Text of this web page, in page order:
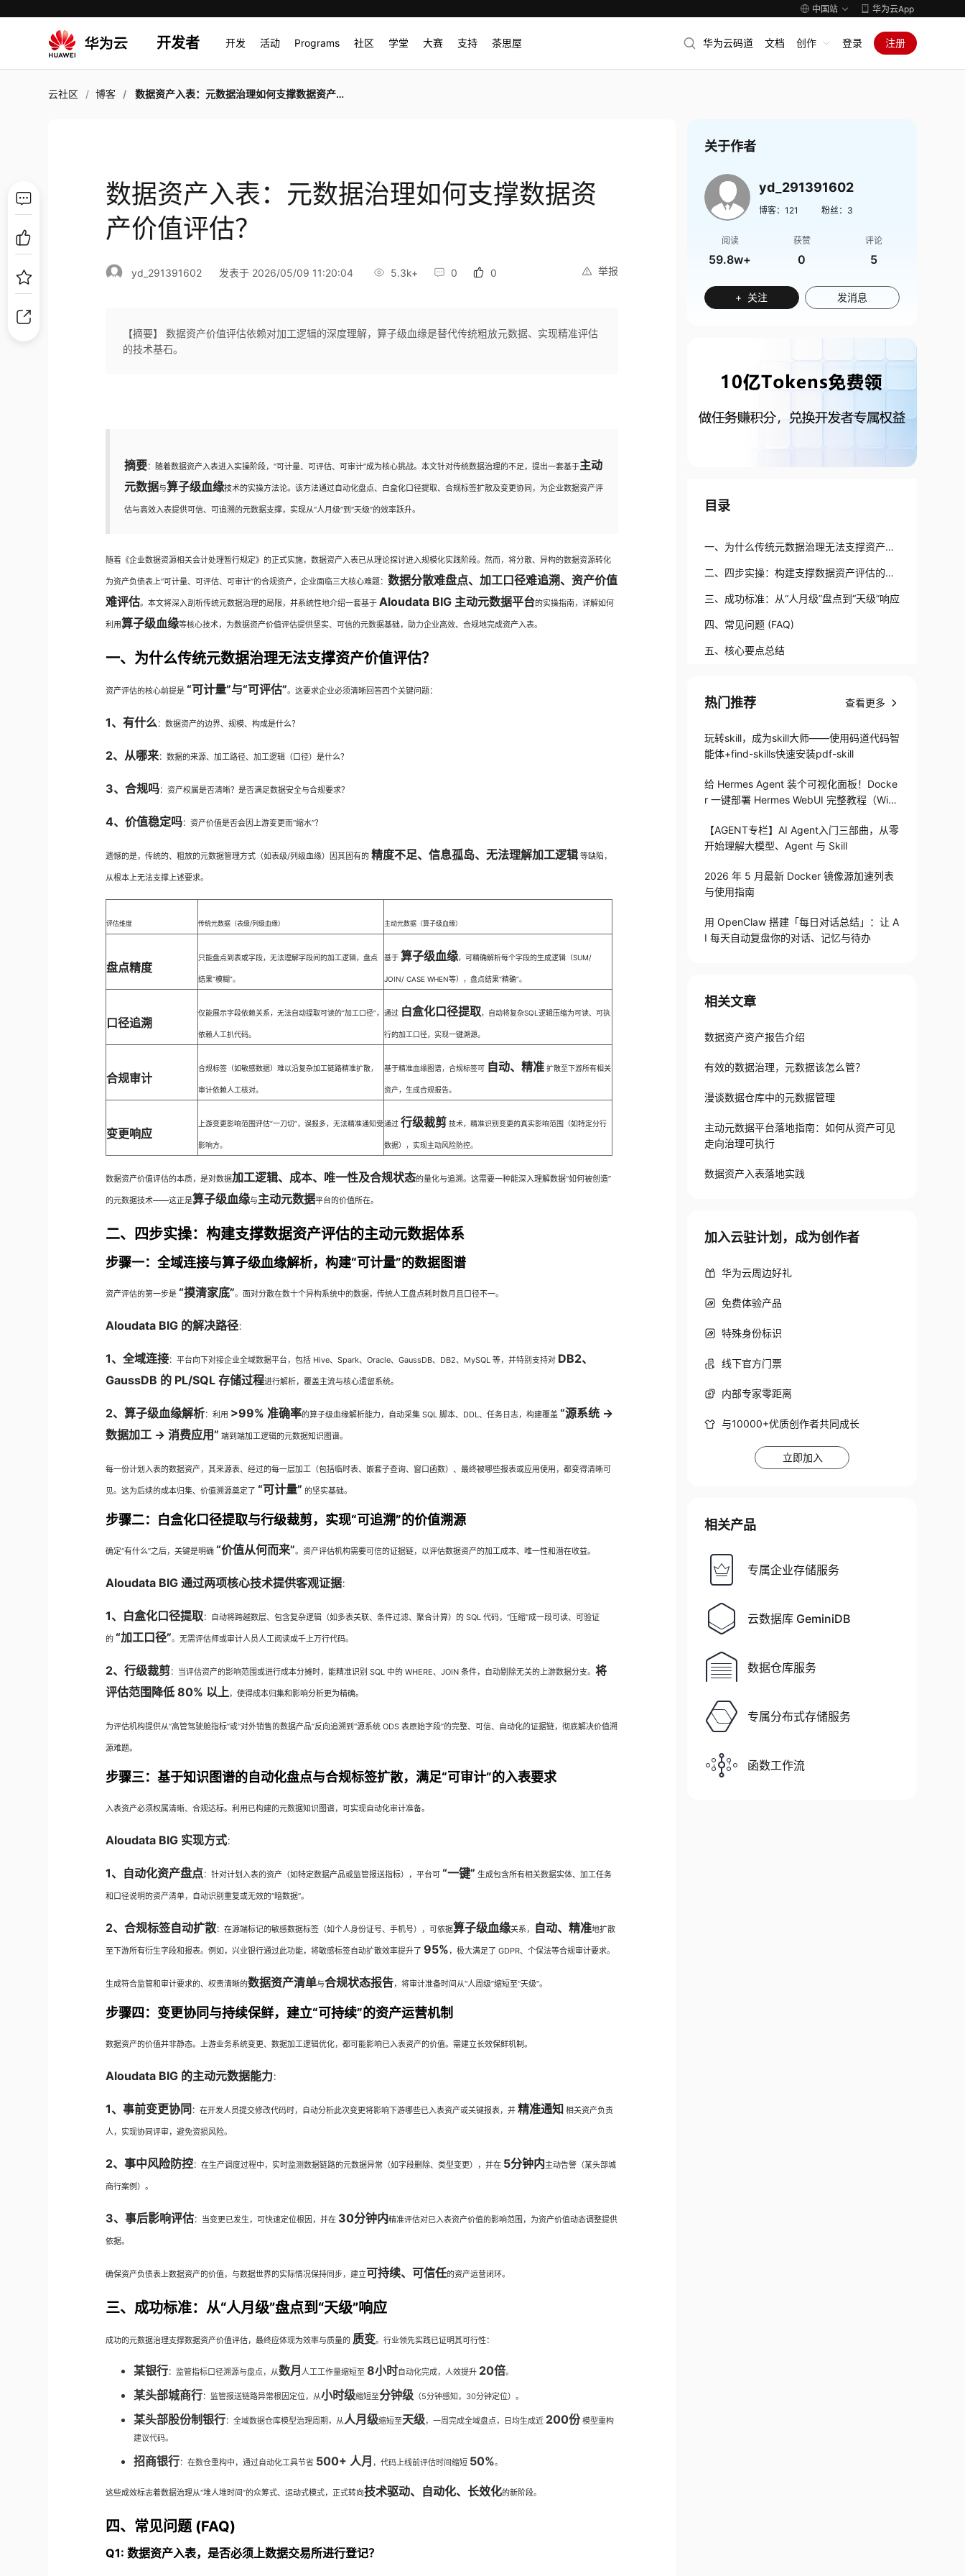
中国站 华为云App
开发者 开发 活动 Programs 社区 学堂 大赛 支持 茶思屋 华为云码道 文档 创作 登录 注册
云社区 博客 数据资产入表：元数据治理如何支撑数据资产价值评估？
数据资产入表：元数据治理如何支撑数据资
产价值评估？
举报
yd_291391602 发表于 2026/05/09 11:20:04 5.3k+ 0 0
【摘要】 数据资产价值评估依赖对加工逻辑的深度理解，算子级血缘是替代传统粗放元数据、实现精准评估
的技术基石。
摘要：随着数据资产入表进入实操阶段，“可计量、可评估、可审计”成为核心挑战。本文针对传统数据治理的不足，提出一套基于主动
元数据与算子级血缘技术的实操方法论。该方法通过自动化盘点、白盒化口径提取、合规标签扩散及变更协同，为企业数据资产评
估与高效入表提供可信、可追溯的元数据支撑，实现从“人月级”到“天级”的效率跃升。
随着《企业数据资源相关会计处理暂行规定》的正式实施，数据资产入表已从理论探讨进入规模化实践阶段。然而，将分散、异构的数据资源转化
为资产负债表上“可计量、可评估、可审计”的合规资产，企业面临三大核心难题：数据分散难盘点、加工口径难追溯、资产价值
难评估。本文将深入剖析传统元数据治理的局限，并系统性地介绍一套基于Aloudata BIG 主动元数据平台的实操指南，详解如何
利用算子级血缘等核心技术，为数据资产价值评估提供坚实、可信的元数据基础，助力企业高效、合规地完成资产入表。
一、为什么传统元数据治理无法支撑资产价值评估？
资产评估的核心前提是“可计量”与“可评估”。这要求企业必须清晰回答四个关键问题：
1、有什么：数据资产的边界、规模、构成是什么？
2、从哪来：数据的来源、加工路径、加工逻辑（口径）是什么？
3、合规吗：资产权属是否清晰？是否满足数据安全与合规要求？
4、价值稳定吗：资产价值是否会因上游变更而“缩水”？
遗憾的是，传统的、粗放的元数据管理方式（如表级/列级血缘）因其固有的精度不足、信息孤岛、无法理解加工逻辑 等缺陷，
从根本上无法支撑上述要求。
评估维度 传统元数据（表级/列级血缘） 主动元数据（算子级血缘）
盘点精度
只能盘点到表或字段，无法理解字段间的加工逻辑，盘点
结果“模糊”。
基于 算子级血缘，可精确解析每个字段的生成逻辑（SUM/
JOIN/ CASE WHEN等），盘点结果“精确”。
口径追溯
仅能展示字段依赖关系，无法自动提取可读的“加工口径”，
依赖人工扒代码。
通过 白盒化口径提取，自动将复杂SQL逻辑压缩为可读、可执
行的加工口径，实现一键溯源。
合规审计
合规标签（如敏感数据）难以沿复杂加工链路精准扩散，
审计依赖人工核对。
基于精准血缘图谱，合规标签可 自动、精准 扩散至下游所有相关
资产，生成合规报告。
变更响应
上游变更影响范围评估“一刀切”，误报多，无法精准通知受
影响方。
通过行级裁剪 技术，精准识别变更的真实影响范围（如特定分行
数据），实现主动风险防控。
数据资产价值评估的本质，是对数据加工逻辑、成本、唯一性及合规状态的量化与追溯。这需要一种能深入理解数据“如何被创造”
的元数据技术——这正是算子级血缘与主动元数据平台的价值所在。
二、四步实操：构建支撑数据资产评估的主动元数据体系
步骤一：全域连接与算子级血缘解析，构建“可计量”的数据图谱
资产评估的第一步是“摸清家底”。面对分散在数十个异构系统中的数据，传统人工盘点耗时数月且口径不一。
Aloudata BIG 的解决路径：
1、全域连接：平台向下对接企业全域数据平台，包括 Hive、Spark、Oracle、GaussDB、DB2、MySQL 等，并特别支持对 DB2、
GaussDB 的 PL/SQL 存储过程进行解析，覆盖主流与核心遗留系统。
2、算子级血缘解析：利用 >99% 准确率的算子级血缘解析能力，自动采集 SQL 脚本、DDL、任务日志，构建覆盖“源系统 →
数据加工 → 消费应用” 端到端加工逻辑的元数据知识图谱。
每一份计划入表的数据资产，其来源表、经过的每一层加工（包括临时表、嵌套子查询、窗口函数）、最终被哪些报表或应用使用，都变得清晰可
见。这为后续的成本归集、价值溯源奠定了“可计量” 的坚实基础。
步骤二：白盒化口径提取与行级裁剪，实现“可追溯”的价值溯源
确定“有什么”之后，关键是明确“价值从何而来”。资产评估机构需要可信的证据链，以评估数据资产的加工成本、唯一性和潜在收益。
Aloudata BIG 通过两项核心技术提供客观证据：
1、白盒化口径提取：自动将跨越数层、包含复杂逻辑（如多表关联、条件过滤、聚合计算）的 SQL 代码，“压缩”成一段可读、可验证
的“加工口径”。无需评估师或审计人员人工阅读成千上万行代码。
2、行级裁剪：当评估资产的影响范围或进行成本分摊时，能精准识别 SQL 中的 WHERE、JOIN 条件，自动剔除无关的上游数据分支。将
评估范围降低 80% 以上，使得成本归集和影响分析更为精确。
为评估机构提供从“高管驾驶舱指标”或“对外销售的数据产品”反向追溯到“源系统 ODS 表原始字段”的完整、可信、自动化的证据链，彻底解决价值溯
源难题。
步骤三：基于知识图谱的自动化盘点与合规标签扩散，满足“可审计”的入表要求
入表资产必须权属清晰、合规达标。利用已构建的元数据知识图谱，可实现自动化审计准备。
Aloudata BIG 实现方式：
1、自动化资产盘点：针对计划入表的资产（如特定数据产品或监管报送指标），平台可“一键” 生成包含所有相关数据实体、加工任务
和口径说明的资产清单，自动识别重复或无效的“暗数据”。
2、合规标签自动扩散：在源端标记的敏感数据标签（如个人身份证号、手机号），可依据算子级血缘关系， 自动、精准地扩散
至下游所有衍生字段和报表。例如，兴业银行通过此功能，将敏感标签自动扩散效率提升了95% ，极大满足了 GDPR、个保法等合规审计要求。
生成符合监管和审计要求的、权责清晰的数据资产清单与合规状态报告，将审计准备时间从“人周级”缩短至“天级”。
步骤四：变更协同与持续保鲜，建立“可持续”的资产运营机制
数据资产的价值并非静态。上游业务系统变更、数据加工逻辑优化，都可能影响已入表资产的价值。需建立长效保鲜机制。
Aloudata BIG 的主动元数据能力：
1、事前变更协同 ：在开发人员提交修改代码时，自动分析此次变更将影响下游哪些已入表资产或关键报表，并精准通知 相关资产负责
人，实现协同评审，避免资损风险。
2、事中风险防控：在生产调度过程中，实时监测数据链路的元数据异常（如字段删除、类型变更），并在 5分钟内主动告警（某头部城
商行案例）。
3、事后影响评估：当变更已发生，可快速定位根因，并在 30分钟内精准评估对已入表资产价值的影响范围，为资产价值动态调整提供
依据。
确保资产负债表上数据资产的价值，与数据世界的实际情况保持同步，建立可持续、可信任的资产运营闭环。
三、成功标准：从“人月级”盘点到“天级”响应
成功的元数据治理支撑数据资产价值评估，最终应体现为效率与质量的 质变。行业领先实践已证明其可行性：
某银行：监管指标口径溯源与盘点，从数月人工工作量缩短至8小时自动化完成，人效提升 20倍。
某头部城商行：监管报送链路异常根因定位，从小时级缩短至分钟级 （5分钟感知，30分钟定位）。
某头部股份制银行：全域数据仓库模型治理周期，从人月级缩短至天级，一周完成全域盘点，日均生成近 200份模型重构
建议代码。
招商银行：在数仓重构中，通过自动化工具节省 500+ 人月 ，代码上线前评估时间缩短 50%。
这些成效标志着数据治理从“堆人堆时间”的众筹式、运动式模式，正式转向技术驱动、自动化、长效化的新阶段。
四、常见问题 (FAQ)
Q1: 数据资产入表，是否必须上数据交易所进行登记？
关于作者
yd_291391602
博客： 121 粉丝： 3
阅读
59.8w+
获赞
0
评论
5
+ 关注 发消息
目录
一、为什么传统元数据治理无法支撑资产价
值评估？
二、四步实操：构建支撑数据资产评估的主
动元数据体系
三、成功标准：从“人月级”盘点到“天级”响应
四、常见问题 (FAQ)
五、核心要点总结
热门推荐 查看更多
玩转skill，成为skill大师——使用码道代码智
能体+find-skills快速安装pdf-skill
给 Hermes Agent 装个可视化面板！Docke
r 一键部署 Hermes WebUI 完整教程（Win
【AGENT专栏】AI Agent入门三部曲，从零
开始理解大模型、Agent 与 Skill
2026 年 5 月最新 Docker 镜像源加速列表
与使用指南
用 OpenClaw 搭建「每日对话总结」：让 A
I 每天自动复盘你的对话、记忆与待办
相关文章
数据资产资产报告介绍
有效的数据治理，元数据该怎么管？
漫谈数据仓库中的元数据管理
主动元数据平台落地指南：如何从资产可见
走向治理可执行
数据资产入表落地实践
加入云驻计划，成为创作者
华为云周边好礼
免费体验产品
特殊身份标识
线下官方门票
内部专家零距离
与10000+优质创作者共同成长
立即加入
相关产品
专属企业存储服务
云数据库 GeminiDB
数据仓库服务
专属分布式存储服务
函数工作流